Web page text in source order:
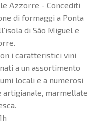
Azzorre - Concediti
di formaggi a Ponta
di São Miguel e
i caratteristici vini
a un assortimento
locali e a numerosi
artigianale, marmellate
1h